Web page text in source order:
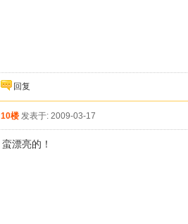
回复
10楼 发表于: 2009-03-17
蛮漂亮的！